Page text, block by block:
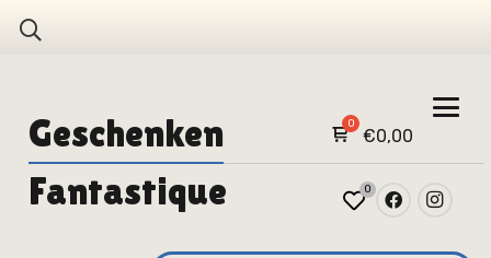
Geschenken €0,00
Fantastique 0